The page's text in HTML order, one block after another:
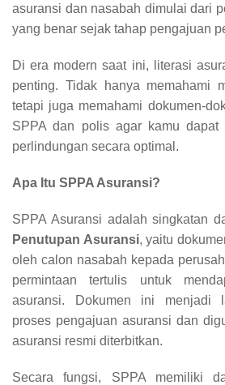
asuransi dan nasabah dimulai dari
yang benar sejak tahap pengajuan
Di era modern saat ini, literasi
penting. Tidak hanya memahami
tetapi juga memahami dokumen-
SPPA dan polis agar kamu dapat
perlindungan secara optimal.
Apa Itu SPPA Asuransi?
SPPA Asuransi adalah singkatan
Penutupan Asuransi, yaitu
oleh calon nasabah kepada
permintaan tertulis untuk
asuransi. Dokumen ini menjadi
proses pengajuan asuransi dan
asuransi resmi diterbitkan.
Secara fungsi, SPPA memiliki